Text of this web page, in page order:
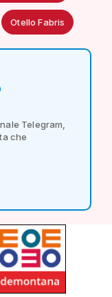
Otello Fabris
Telegram,
che